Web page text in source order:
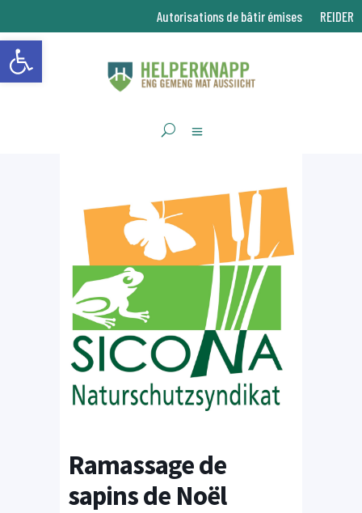
Ouvrir la barre d’outils
Autorisations de bâtir émises REIDER
Ramassage de
sapins de Noël